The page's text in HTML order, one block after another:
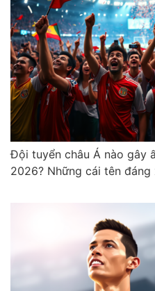
Đội tuyển châu Á nào gây
2026? Những cái tên đáng